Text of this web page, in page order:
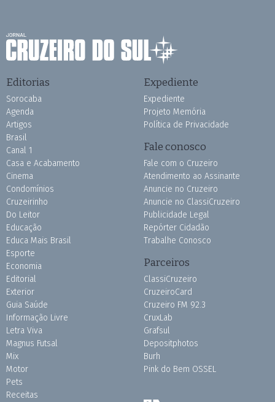
Editorias
Sorocaba
Agenda
Artigos
Brasil
Canal 1
Casa e Acabamento
Cinema
Condomínios
Cruzeirinho
Do Leitor
Educação
Educa Mais Brasil
Esporte
Economia
Editorial
Exterior
Guia Saúde
Informação Livre
Letra Viva
Magnus Futsal
Mix
Motor
Pets
Receitas
Expediente
Expediente
Projeto Memória
Política de Privacidade
Fale conosco
Fale com o Cruzeiro
Atendimento ao Assinante
Anuncie no Cruzeiro
Anuncie no ClassiCruzeiro
Publicidade Legal
Repórter Cidadão
Trabalhe Conosco
Parceiros
ClassiCruzeiro
CruzeiroCard
Cruzeiro FM 92.3
CruxLab
Grafsul
Depositphotos
Burh
Pink do Bem OSSEL